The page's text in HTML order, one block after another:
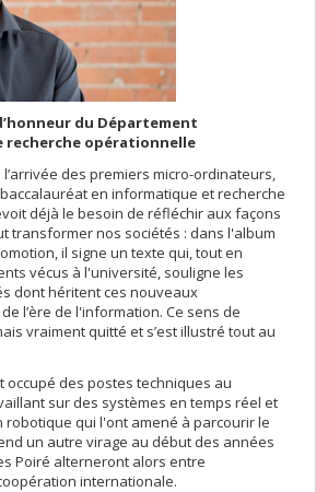
du Département
opérationnelle
l’arrivée des premiers micro-ordinateurs,
en informatique et recherche
déjà le besoin de réfléchir aux façons
transformer nos sociétés : dans l'album
il signe un texte qui, tout en
vécus à l'université, souligne les
dont héritent ces nouveaux
l’ère de l'information. Ce sens de
vraiment quitté et s’est illustré tout au
occupé des postes techniques au
sur des systèmes en temps réel et
robotique qui l'ont amené à parcourir le
un autre virage au début des années
Poiré alterneront alors entre
internationale.